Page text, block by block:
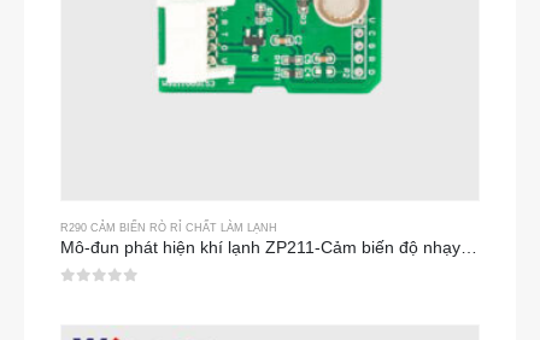
R290 CẢM BIẾN RÒ RỈ CHẤT LÀM LẠNH